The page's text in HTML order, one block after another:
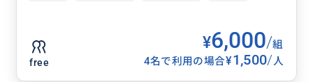
free
¥6,000/組
4名で利用の場合¥1,500/人